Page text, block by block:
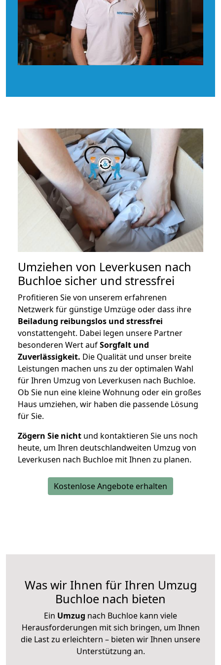
Umziehen von Leverkusen nach
Buchloe sicher und stressfrei
Profitieren Sie von unserem erfahrenen
Netzwerk für günstige Umzüge oder dass ihre
Beiladung reibungslos und stressfrei
vonstattengeht. Dabei legen unsere Partner
besonderen Wert aufSorgfalt und
Zuverlässigkeit. Die Qualität und unser breite
Leistungen machen uns zu der optimalen Wahl
für Ihren Umzug von Leverkusen nach Buchloe.
Ob Sie nun eine kleine Wohnung oder ein großes
Haus umziehen, wir haben die passende Lösung
für Sie.
Zögern Sie nicht und kontaktieren Sie uns noch
heute, um Ihren deutschlandweiten Umzug von
Leverkusen nach Buchloe mit Ihnen zu planen.
Kostenlose Angebote erhalten
Was wir Ihnen für Ihren Umzug
Buchloe nach bieten
Ein Umzug nach Buchloe kann viele
Herausforderungen mit sich bringen, um Ihnen
die Last zu erleichtern – bieten wir Ihnen unsere
Unterstützung an.